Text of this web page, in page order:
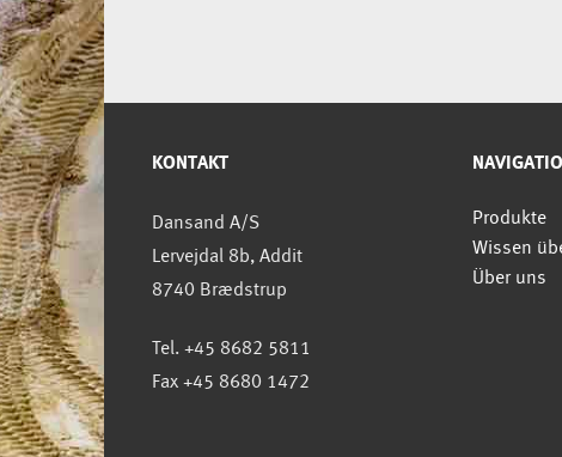
KONTAKT
Dansand A/S
Lervejdal 8b, Addit
8740 Brædstrup
Tel. +45 8682 5811
Fax +45 8680 1472
Produkte
Wissen
Über uns